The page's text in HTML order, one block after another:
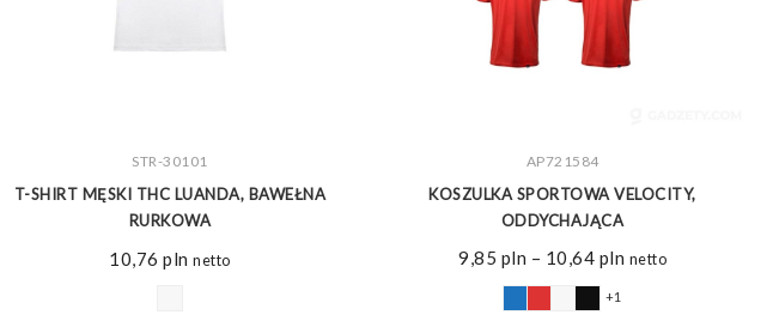
ZOBACZ WIĘCEJ
STR-30101
T-SHIRT MĘSKI THC LUANDA, BAWEŁNA
RURKOWA
10,76pln netto
ZOBACZ WIĘCEJ
AP721584
KOSZULKA SPORTOWA VELOCITY,
ODDYCHAJĄCA
9,85 pln – 10,64 pln Zakres
netto
+1